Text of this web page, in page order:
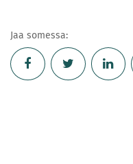
Jaa somessa: